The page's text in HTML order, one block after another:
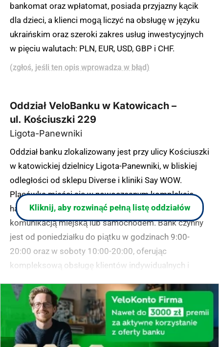
bankomat oraz wpłatomat, posiada przyjazny kącik
dla dzieci, a klienci mogą liczyć na obsługę w języku
ukraińskim oraz szeroki zakres usług inwestycyjnych
w pięciu walutach: PLN, EUR, USD, GBP i CHF.
(zgłoś, jeśli ten opis wprowadza w błąd)
Oddział VeloBanku w Katowicach –
ul. Kościuszki 229
Ligota-Panewniki
Oddział banku zlokalizowany jest przy ulicy Kościuszki
w katowickiej dzielnicy Ligota-Panewniki, w bliskiej
odległości od sklepu Diverse i kliniki Say WOW.
Placówka mieści się w nowoczesnym kompleksie
handlowym, do którego można wygodnie dojechać
komunikacją miejską lub samochodem. Bank czynny
jest od poniedziałku do piątku w godzinach 9:00-
20:00 oraz w soboty 10:00-20:00, oferując
kompleksową obsługę klientów indywidualnych i
wpłatomatu. Oddział wyróżnia się udogodnieniami dla
osób niepełnosprawnych, kącikiem dla dzieci oraz
możliwością skorzystania z usług inwestycyjnych.
(zgłoś, jeśli ten opis wprowadza w błąd)
Kliknij, aby rozwinąć pełną listę oddziałów